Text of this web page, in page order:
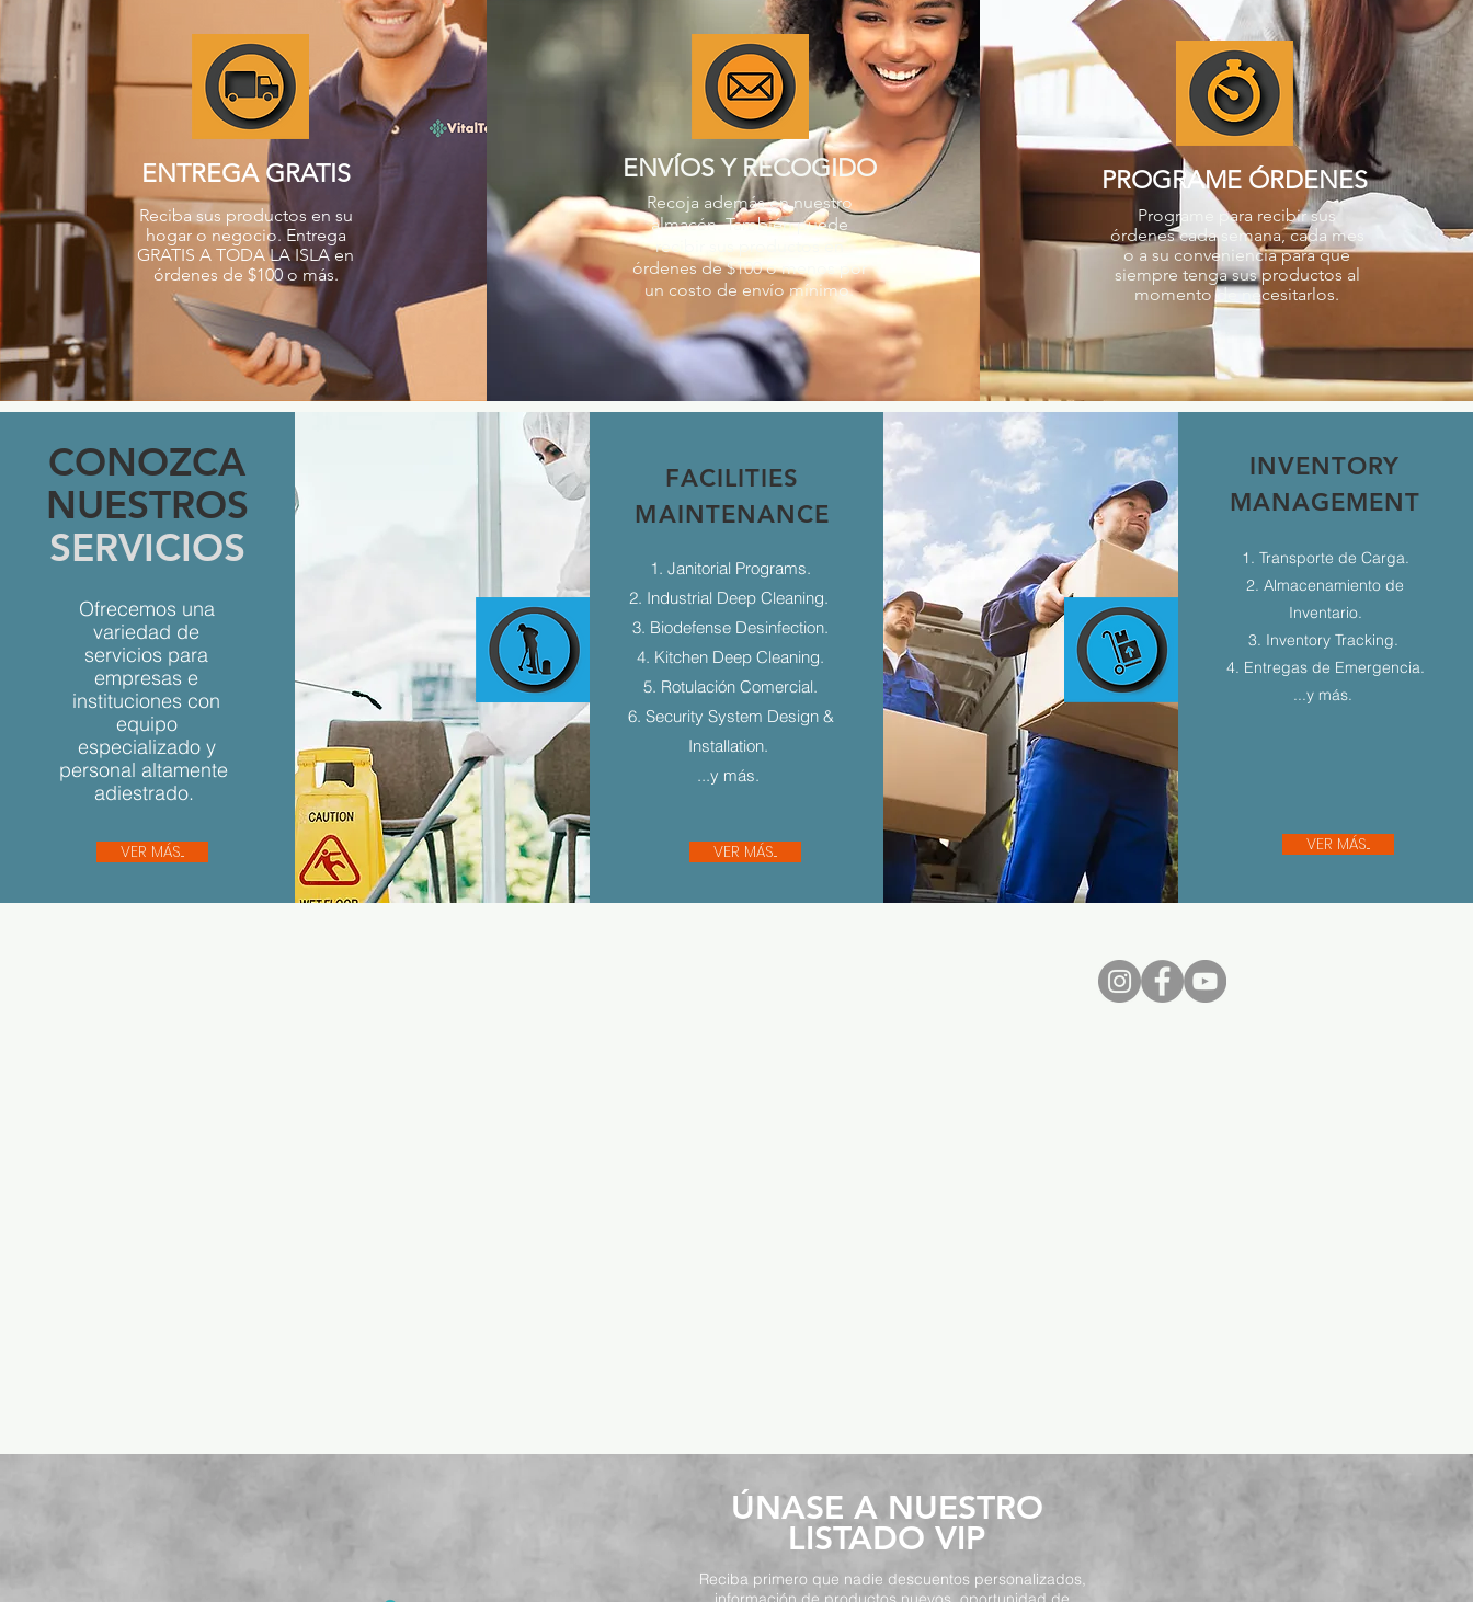
ENTREGA GRATIS
Reciba sus productos en su
hogar o negocio. Entrega
GRATIS A TODA LA ISLA en
órdenes de $100 o más.
ENVÍOS Y RECOGIDO
Recoja además en nuestro
almacén. También puede
recibir sus productos en
órdenes de $100 o menos por
un costo de envío mínimo.
PROGRAME ÓRDENES
Programe para recibir sus
órdenes cada semana, cada mes
o a su conveniencia para que
siempre tenga sus productos al
momento de necesitarlos.
CONOZCA
NUESTROS
SERVICIOS
Ofrecemos una
variedad de
servicios para
empresas e
instituciones con
equipo
especializado y
personal altamente
adiestrado.
VER MÁS...
FACILITIES
MAINTENANCE
1. Janitorial Programs.
2. Industrial Deep Cleaning.
3. Biodefense Desinfection.
4. Kitchen Deep Cleaning.
5. Rotulación Comercial.
6. Security System Design &
Installation.
...y más.
VER MÁS...
INVENTORY
MANAGEMENT
1. Transporte de Carga.
2. Almacenamiento de
Inventario.
3. Inventory Tracking.
4. Entregas de Emergencia.
...y más.
VER MÁS...
​ÚNASE A NUESTRO
LISTADO VIP
Reciba primero que nadie descuentos personalizados,